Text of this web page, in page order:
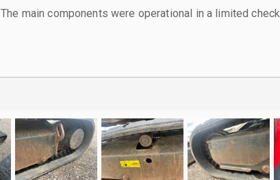
The main components were operational in a limited check.